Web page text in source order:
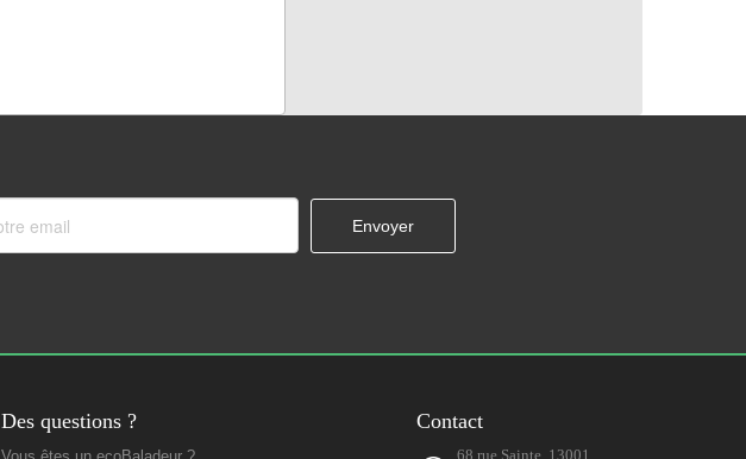
Des questions ? Contact
68 rue Sainte, 13001